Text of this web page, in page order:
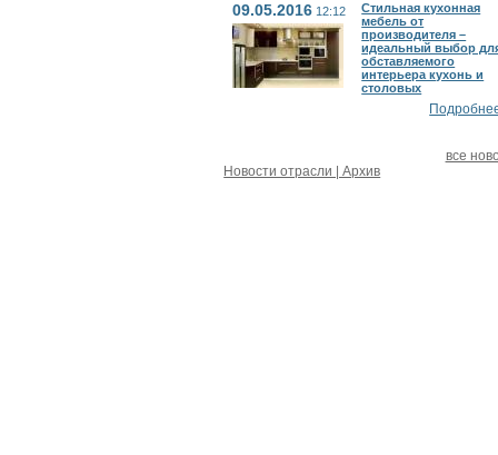
09.05.2016 12:12
Стильная кухонная
мебель от
производителя –
идеальный выбор
обставляемого
интерьера кухонь и
столовых
все
Новости отрасли | Архив